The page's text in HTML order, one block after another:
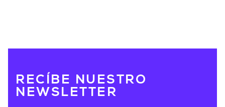
RECÍBE NUESTRO
NEWSLETTER